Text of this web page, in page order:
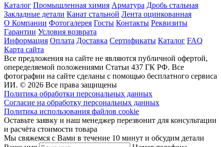
Каталог Промышленная химия Арматура Дробь стальная
Закладные детали Канат стальной Лента оцинкованная
О Компании Фотогалерея Госты Контакты Реквизиты
Гарантии Условия возврата
Информация Оплата Доставка Сертификаты Каталог FAQ
Карта сайта
Все предложения на сайте не являются публичной офертой,
опеределяемой положениями Статьи 437 ГК РФ. Все
фотографии на сайте сделаны с помощью бесплатного сервиса
ИИ. © 2026 Все права защищены
Политика обработки персональных данных
Согласие на обработку персональных данных
Политика использования файлов cookie
Оставьте заявку и наш менеджер перезвонит для консультации
и расчёта стоимости товара
Мы свяжемся с Вами в течение 10 минут и обсудим детали